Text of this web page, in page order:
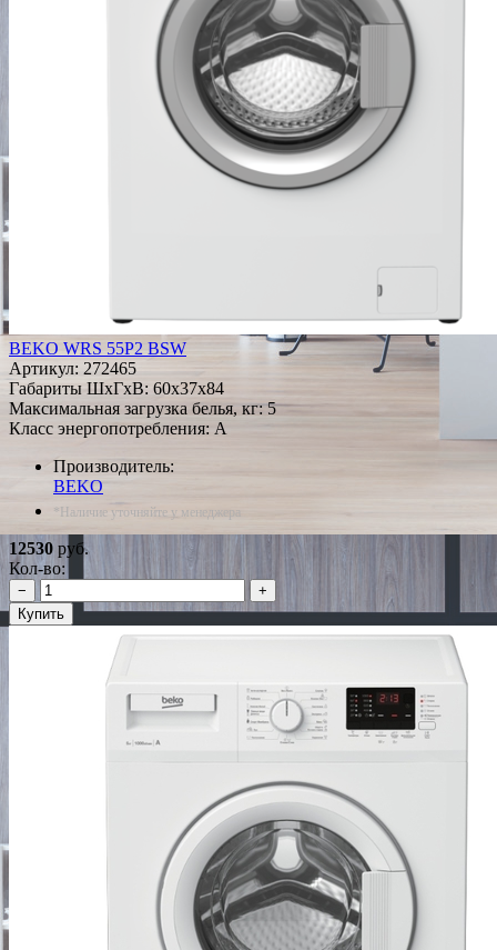
BEKO WRS 55P2 BSW
Артикул: 272465
Габариты ШxГxВ: 60x37x84
Максимальная загрузка белья, кг: 5
Класс энергопотребления: A
Производитель:
BEKO
*Наличие уточняйте у менеджера
12530 руб.
Кол-во:
−
+
Купить